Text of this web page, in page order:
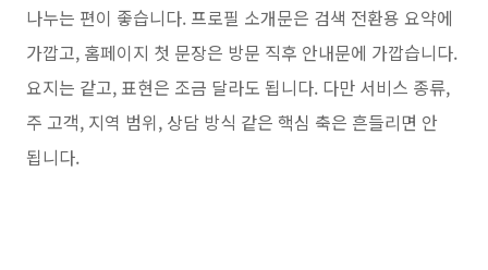
나누는 편이 좋습니다. 프로필 소개문은 검색 전환용 요약에
가깝고, 홈페이지 첫 문장은 방문 직후 안내문에 가깝습니다.
요지는 같고, 표현은 조금 달라도 됩니다. 다만 서비스 종류,
주 고객, 지역 범위, 상담 방식 같은 핵심 축은 흔들리면 안
됩니다.